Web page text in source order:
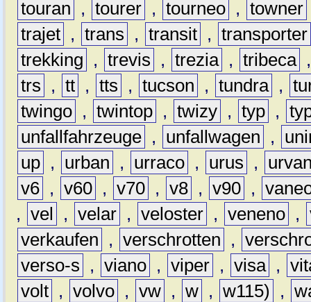
touran , tourer , tourneo , towner
trajet , trans , transit , transporter
trekking
, trevis , trezia , tribeca
trs
, tt , tts , tucson , tundra ,
twingo , twintop , twizy , typ ,
unfallfahrzeuge , unfallwagen ,
up , urban , urraco , urus ,
v6 , v60 , v70 , v8 , v90 ,
, vel , velar , veloster , veneno ,
verkaufen
, verschrotten ,
verso-s
, viano , viper , visa ,
volt , volvo , vw , w , w115) ,